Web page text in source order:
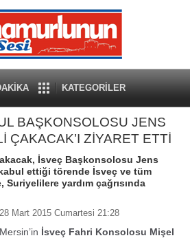
KATEGORİLER
BAŞKONSOLOSU JENS
ÇAKACAK’I ZİYARET ETTİ
İsveç Başkonsolosu Jens
ettiği törende İsveç ve tüm
yardım çağrısında
28 Mart 2015 Cumartesi 21:28
Mersin’in İsveç Fahri Konsolosu Mişel